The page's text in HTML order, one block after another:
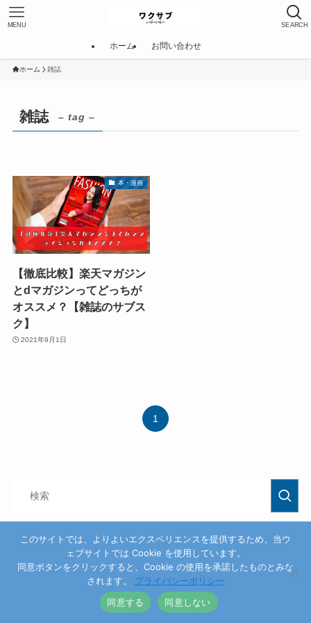
SEARCH
MENU
ホーム お問い合わせ
ホーム 雑誌
雑誌 – tag –
本・漫画
【徹底比較】楽天マガジン
とdマガジンってどっちが
オススメ？【雑誌のサブス
ク】
2021年9月1日
1
このサイトでは、よりよいエクスペリエンスを提供するため、当ウ
ェブサイトでは Cookie を使用しています。
同意ボタンをクリックすると、Cookie の使用を承諾したものとみな
されます。 プライバシーポリシー
同意する
同意しない